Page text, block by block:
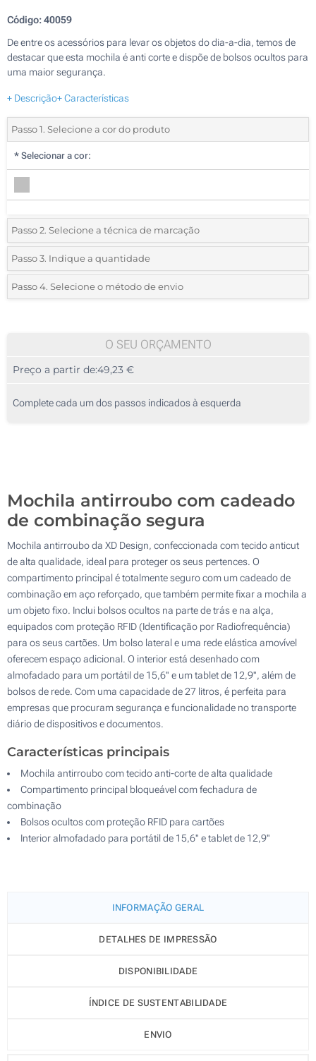
Código:40059
De entre os acessórios para levar os objetos do dia-a-dia, temos de
destacar que esta mochila é anti corte e dispõe de bolsos ocultos para
uma maior segurança.
+ Descrição+ Características
Passo 1. Selecione a cor do produto
* Selecionar a cor:
Passo 2. Selecione a técnica de marcação
*Selecione o tipo de marcação e as cores do logotipo:
1 Cor (Na frente)
Passo 3. Indique a quantidade
*Quantidade mínima:5
10
25
Passo 4. Selecione o método de envio
O SEU ORÇAMENTO
Preço a partir de:49,23 €
Complete cada um dos passos indicados à esquerda
Mochila antirroubo com cadeado
de combinação segura
Mochila antirroubo da XD Design, confeccionada com tecido anticut
de alta qualidade, ideal para proteger os seus pertences. O
compartimento principal é totalmente seguro com um cadeado de
combinação em aço reforçado, que também permite fixar a mochila a
um objeto fixo. Inclui bolsos ocultos na parte de trás e na alça,
equipados com proteção RFID (Identificação por Radiofrequência)
para os seus cartões. Um bolso lateral e uma rede elástica amovível
oferecem espaço adicional. O interior está desenhado com
almofadado para um portátil de 15,6'' e um tablet de 12,9'', além de
bolsos de rede. Com uma capacidade de 27 litros, é perfeita para
empresas que procuram segurança e funcionalidade no transporte
diário de dispositivos e documentos.
Características principais
Mochila antirroubo com tecido anti-corte de alta qualidade
Compartimento principal bloqueável com fechadura de
combinação
Bolsos ocultos com proteção RFID para cartões
Interior almofadado para portátil de 15,6'' e tablet de 12,9''
INFORMAÇÃO GERAL
DETALHES DE IMPRESSÃO
DISPONIBILIDADE
ÍNDICE DE SUSTENTABILIDADE
ENVIO